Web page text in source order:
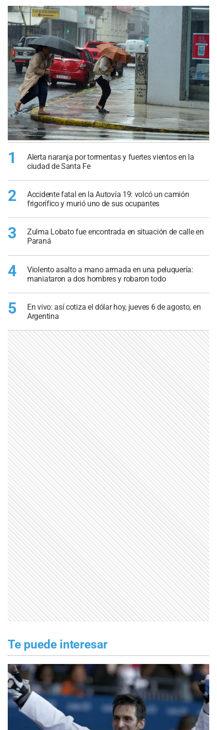
1
Alerta naranja por tormentas y fuertes vientos en la
ciudad de Santa Fe
2
Accidente fatal en la Autovía 19: volcó un camión
frigorífico y murió uno de sus ocupantes
3
Zulma Lobato fue encontrada en situación de calle en
Paraná
4
Violento asalto a mano armada en una peluquería:
maniataron a dos hombres y robaron todo
5
En vivo: así cotiza el dólar hoy, jueves 6 de agosto, en
Argentina
Te puede interesar